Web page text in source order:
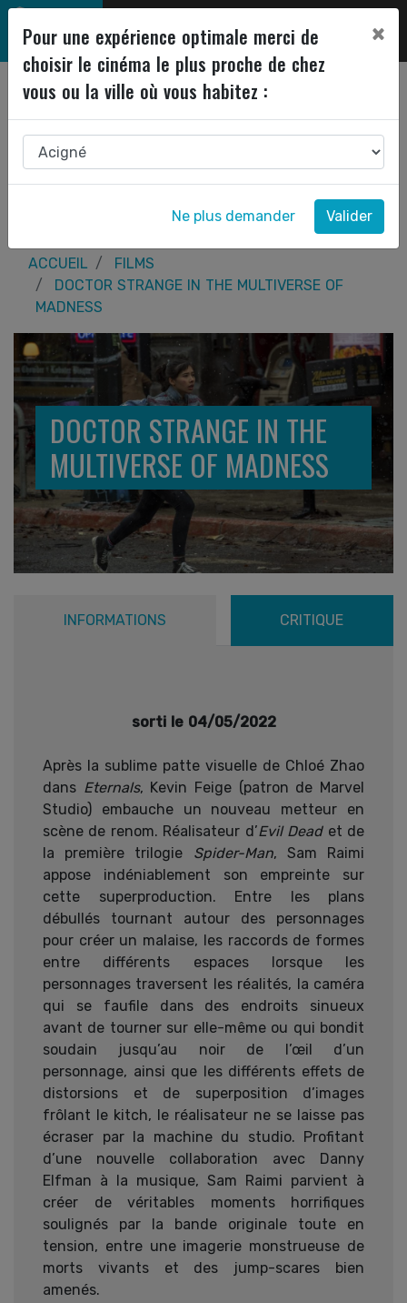
ACCUEIL
FILMS
DOCTOR STRANGE IN THE MULTIVERSE OF
MADNESS
DOCTOR STRANGE IN THE
MULTIVERSE OF MADNESS
INFORMATIONS CRITIQUE
sorti le 04/05/2022
Après la sublime patte visuelle de Chloé Zhao
dans Eternals, Kevin Feige (patron de Marvel
Studio) embauche un nouveau metteur en
scène de renom. Réalisateur d’Evil Deadet de
la première trilogie Spider-Man, Sam Raimi
appose indéniablement son empreinte sur
cette superproduction. Entre les plans
débullés tournant autour des personnages
pour créer un malaise, les raccords de formes
entre différents espaces lorsque les
personnages traversent les réalités, la caméra
qui se faufile dans des endroits sinueux
avant de tourner sur elle-même ou qui bondit
soudain jusqu’au noir de l’œil d’un
personnage, ainsi que les différents effets de
distorsions et de superposition d’images
frôlant le kitch, le réalisateur ne se laisse pas
écraser par la machine du studio. Profitant
d’une nouvelle collaboration avec Danny
Elfman à la musique, Sam Raimi parvient à
créer de véritables moments horrifiques
soulignés par la bande originale toute en
tension, entre une imagerie monstrueuse de
morts vivants et des jump-scares bien
amenés.
Pour une expérience optimale merci de
choisir le cinéma le plus proche de chez
vous ou la ville où vous habitez :
×
Ne plus demander Valider